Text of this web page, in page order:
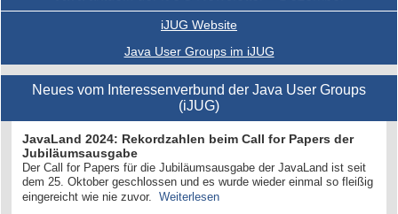
iJUG Website
Java User Groups im iJUG
Neues vom Interessenverbund der Java User Groups
(iJUG)
JavaLand 2024: Rekordzahlen beim Call for Papers der
Jubiläumsausgabe
Der Call for Papers für die Jubiläumsausgabe der JavaLand ist seit
dem 25. Oktober geschlossen und es wurde wieder einmal so fleißig
eingereicht wie nie zuvor.
Weiterlesen